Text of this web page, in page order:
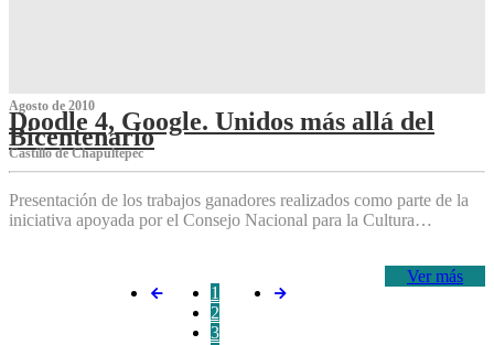
Agosto de 2010
Doodle 4, Google. Unidos más allá del
Bicentenario
Castillo de Chapultepec
Presentación de los trabajos ganadores realizados como parte de la
iniciativa apoyada por el Consejo Nacional para la Cultura…
Ver más
1
2
3